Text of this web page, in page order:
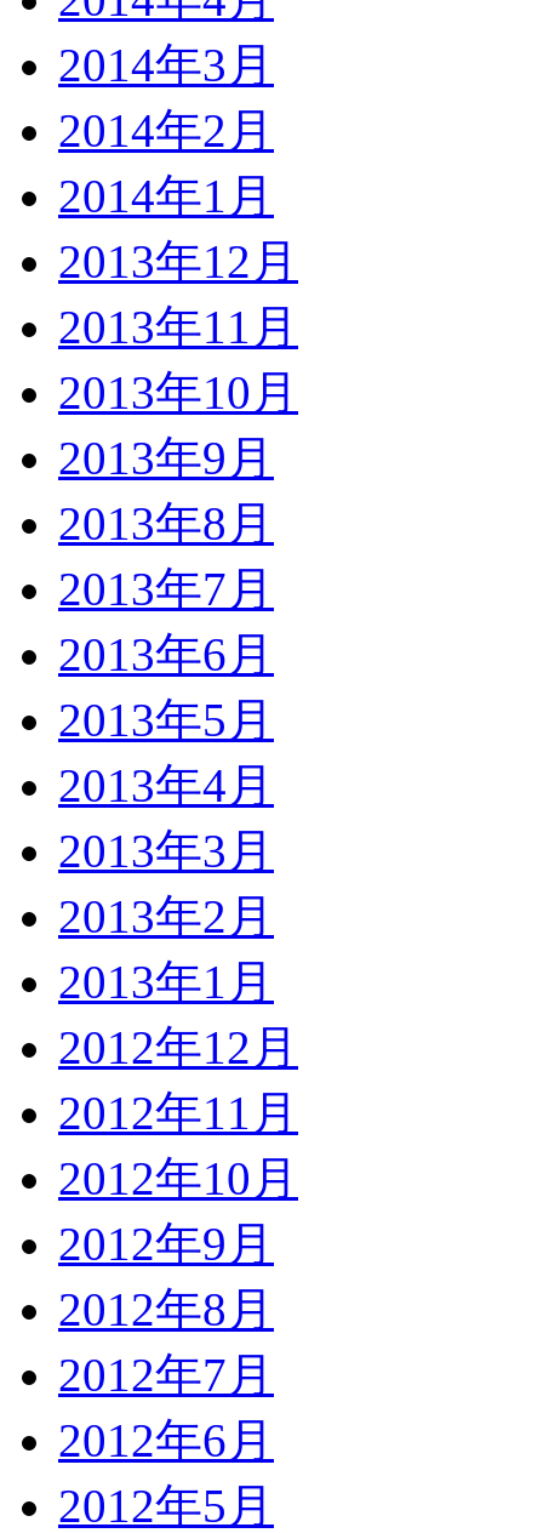
2014年3月
2014年2月
2014年1月
2013年12月
2013年11月
2013年10月
2013年9月
2013年8月
2013年7月
2013年6月
2013年5月
2013年4月
2013年3月
2013年2月
2013年1月
2012年12月
2012年11月
2012年10月
2012年9月
2012年8月
2012年7月
2012年6月
2012年5月